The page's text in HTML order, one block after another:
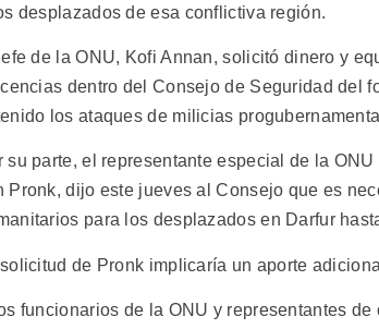
desplazados de esa conflictiva región.
de la ONU, Kofi Annan, solicitó dinero y
dentro del Consejo de Seguridad del
los ataques de milicias
su parte, el representante especial de la
Pronk, dijo este jueves al Consejo que es
para los desplazados en Darfur
solicitud de Pronk implicaría un aporte
funcionarios de la ONU y representantes